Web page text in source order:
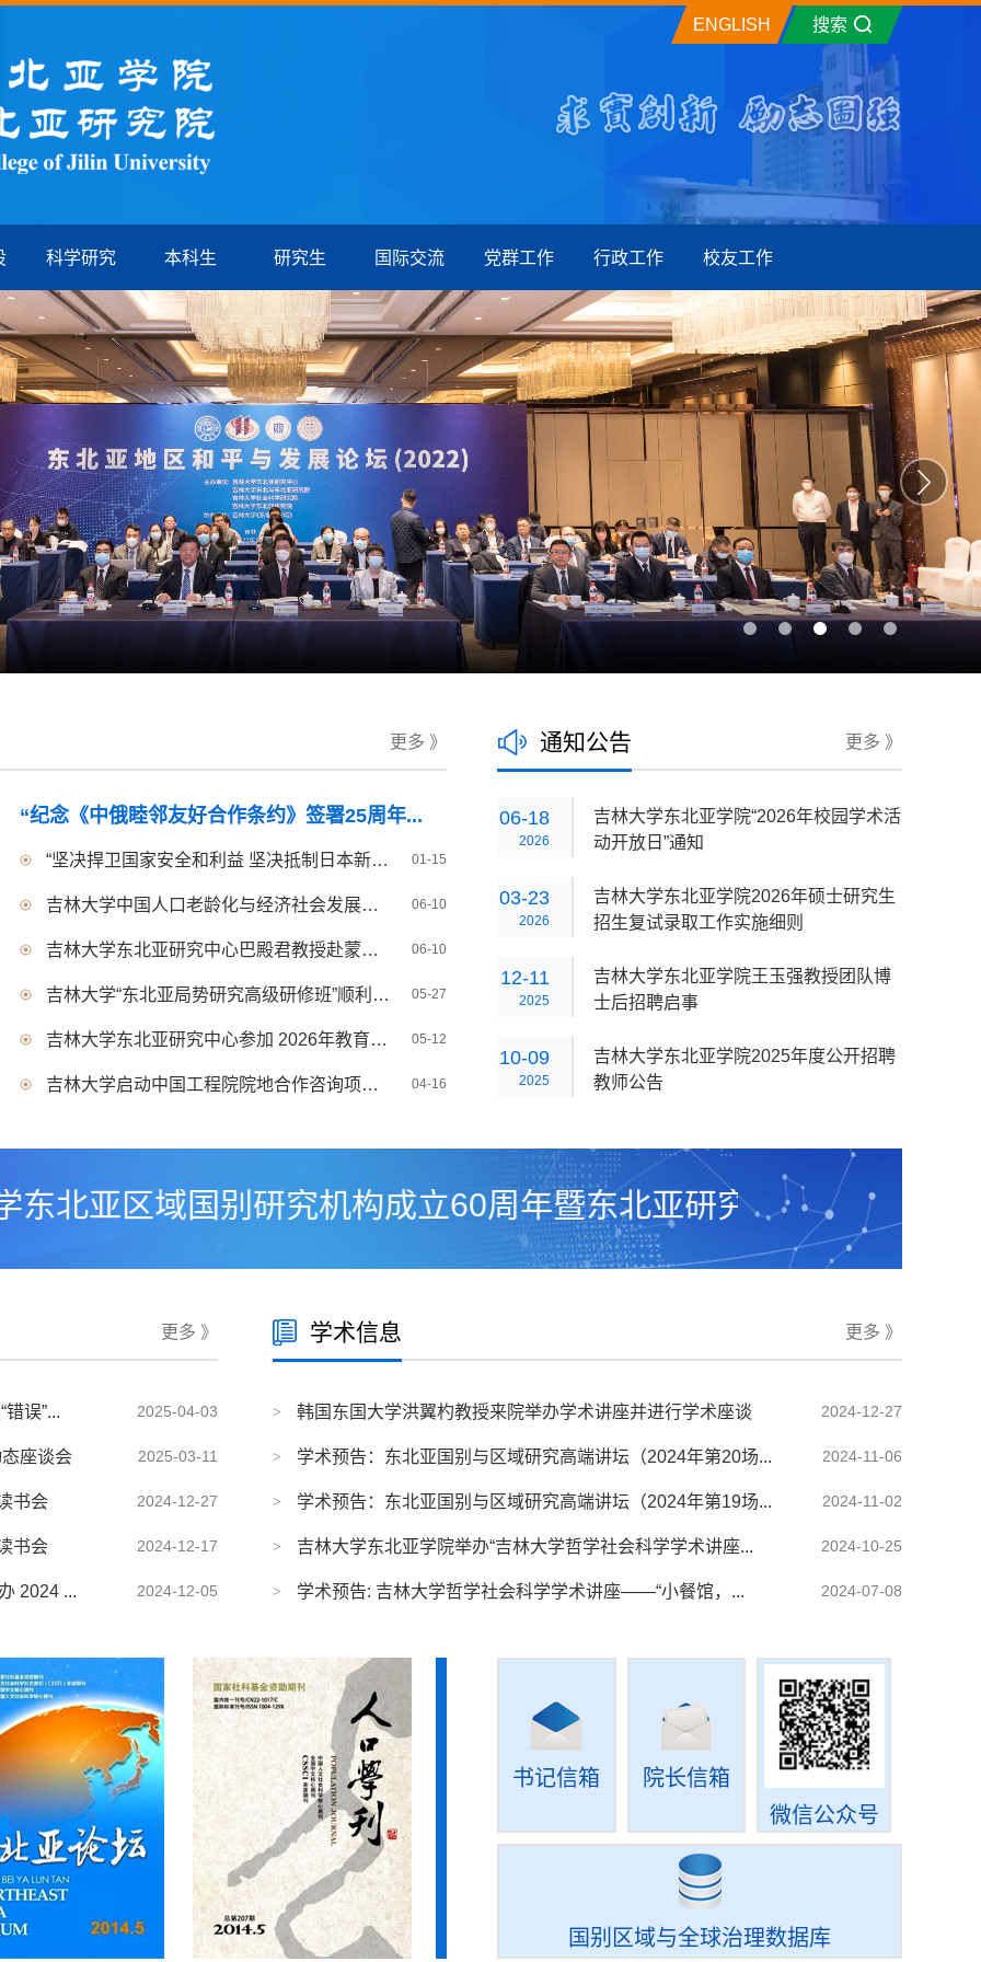
ENGLISH 搜索
科学研究 本科生 研究生 国际交流 党群工作 行政工作 校友工作
更多 》
“纪念《中俄睦邻友好合作条约》签署25周年...
“坚决捍卫国家安全和利益 坚决抵制日本新军... 01-15
吉林大学中国人口老龄化与经济社会发展研究... 06-10
吉林大学东北亚研究中心巴殿君教授赴蒙古国... 06-10
吉林大学“东北亚局势研究高级研修班”顺利开班 05-27
吉林大学东北亚研究中心参加 2026年教育部人... 05-12
吉林大学启动中国工程院院地合作咨询项目 助... 04-16
通知公告 更多 》
06-18
2026
吉林大学东北亚学院“2026年校园学术活
动开放日”通知
03-23
2026
吉林大学东北亚学院2026年硕士研究生
招生复试录取工作实施细则
12-11
2025
吉林大学东北亚学院王玉强教授团队博
士后招聘启事
10-09
2025
吉林大学东北亚学院2025年度公开招聘
教师公告
亚区域国别研究机构成立60周年暨东北亚研究院建院30周年系列
更多 》
误”... 2025-04-03
座谈会 2025-03-11
书会 2024-12-27
书会 2024-12-17
2024 ... 2024-12-05
学术信息 更多 》
韩国东国大学洪翼杓教授来院举办学术讲座并进行学术座谈 2024-12-27
学术预告：东北亚国别与区域研究高端讲坛（2024年第20场... 2024-11-06
学术预告：东北亚国别与区域研究高端讲坛（2024年第19场... 2024-11-02
吉林大学东北亚学院举办“吉林大学哲学社会科学学术讲座... 2024-10-25
学术预告: 吉林大学哲学社会科学学术讲座——“小餐馆，... 2024-07-08
书记信箱
院长信箱
微信公众号
国别区域与全球治理数据库